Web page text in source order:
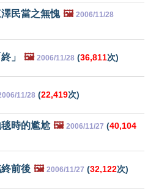
民當之無愧 🖼️ 2006/11/28
」 🖼️ 2006/11/28 (36,811次)
11/28 (22,419次)
時的尷尬 🖼️ 2006/11/27 (40,104
前後 🖼️ 2006/11/27 (32,122次)